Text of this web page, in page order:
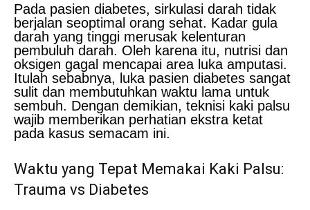
Pada pasien diabetes, sirkulasi darah tidak
berjalan seoptimal orang sehat. Kadar gula
darah yang tinggi merusak kelenturan
pembuluh darah. Oleh karena itu, nutrisi dan
oksigen gagal mencapai area luka amputasi.
Itulah sebabnya, luka pasien diabetes sangat
sulit dan membutuhkan waktu lama untuk
sembuh. Dengan demikian, teknisi kaki palsu
wajib memberikan perhatian ekstra ketat
pada kasus semacam ini.
Waktu yang Tepat Memakai Kaki Palsu:
Trauma vs Diabetes